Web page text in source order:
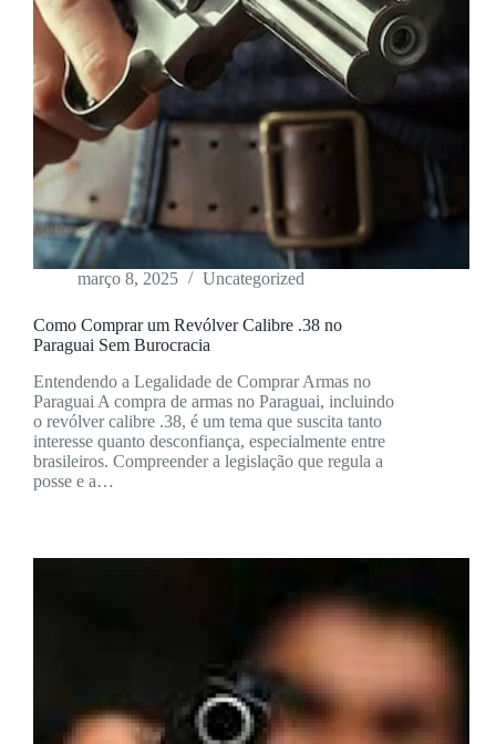
março 8, 2025 Uncategorized
Como Comprar um Revólver Calibre .38 no
Paraguai Sem Burocracia
Entendendo a Legalidade de Comprar Armas no
Paraguai A compra de armas no Paraguai, incluindo
o revólver calibre .38, é um tema que suscita tanto
interesse quanto desconfiança, especialmente entre
brasileiros. Compreender a legislação que regula a
posse e a…